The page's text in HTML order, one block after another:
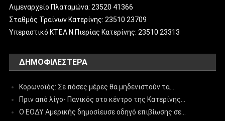
Λιμεναρχείο Πλαταμώνα: 23520 41366
Σταθμός Τραίνων Κατερίνης: 23510 23709
Υπεραστικό ΚΤΕΛ Ν.Πιερίας Κατερίνης: 23510 23313
ΔΗΜΟΦΙΛΈΣΤΕΡΑ
Κορωνοϊός: Σε πόσες μέρες θα μηδενιστούν τα…
Πριν από λίγο- Πανικός στο κέντρο της Κατερίνης…
Ο ΕΟΔΥ Αμερικής δημοσίευσε οδηγό επιβίωσης σε…